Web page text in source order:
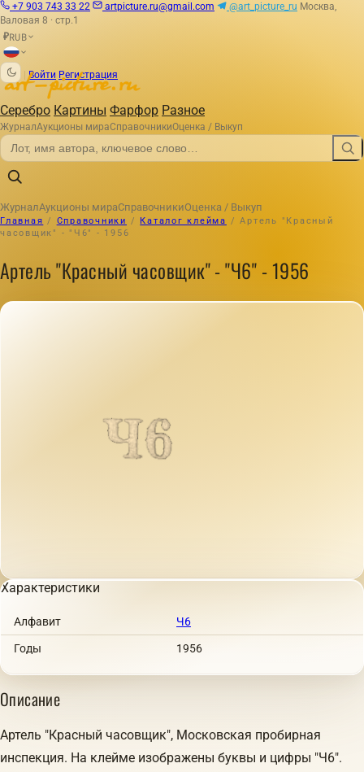
+7 903 743 33 22 artpicture.ru@gmail.com @art_picture_ru Москва,
Валовая 8 · стр.1
₽RUB
Войти Регистрация
Серебро Картины Фарфор Разное
ЖурналАукционы мираСправочникиОценка / Выкуп
ЖурналАукционы мираСправочникиОценка / Выкуп
Главная / Справочники / Каталог клейма / Артель "Красный
часовщик" - "Ч6" - 1956
Артель "Красный часовщик" - "Ч6" - 1956
Характеристики
Алфавит Ч6
Годы 1956
Описание
Артель "Красный часовщик", Московская пробирная
инспекция. На клейме изображены буквы и цифры "Ч6".